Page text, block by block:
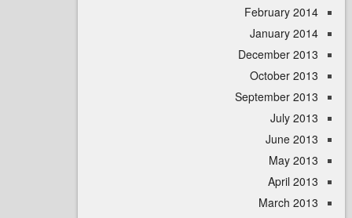
February
January
December
October
September
July
June
May
April
March